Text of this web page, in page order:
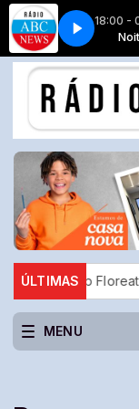
18:00 -
afora Noite
3
ÚLTIMAS
Club Floreat
MENU